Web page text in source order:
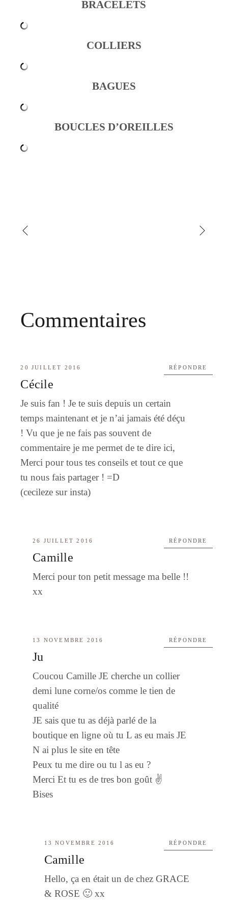
BRACELETS
COLLIERS
BAGUES
BOUCLES D’OREILLES
Commentaires
20 JUILLET 2016
Cécile
Je suis fan ! Je te suis depuis un certain
temps maintenant et je n’ai jamais été déçu
! Vu que je ne fais pas souvent de
commentaire je me permet de te dire ici,
Merci pour tous tes conseils et tout ce que
tu nous fais partager ! =D
(cecileze sur insta)
RÉPONDRE
26 JUILLET 2016
Camille
Merci pour ton petit message ma belle !!
xx
RÉPONDRE
13 NOVEMBRE 2016
Ju
Coucou Camille JE cherche un collier
demi lune corne/os comme le tien de
qualité
JE sais que tu as déjà parlé de la
boutique en ligne où tu L as eu mais JE
N ai plus le site en tête
Peux tu me dire ou tu l as eu ?
Merci Et tu es de tres bon goût ✌️
Bises
RÉPONDRE
13 NOVEMBRE 2016
Camille
Hello, ça en était un de chez GRACE
& ROSE 🙂 xx
RÉPONDRE